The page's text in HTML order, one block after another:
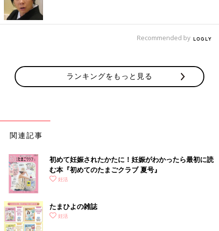
Recommended by
ランキングをもっと見る
関連記事
初めて妊娠されたかたに！妊娠がわかったら最初に読
む本『初めてのたまごクラブ 夏号』
妊活
たまひよの雑誌
妊活